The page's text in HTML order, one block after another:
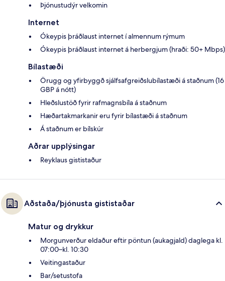
Þjónustudýr velkomin
Internet
Ókeypis þráðlaust internet í almennum rýmum
Ókeypis þráðlaust internet á herbergjum (hraði: 50+ Mbps)
Bílastæði
Örugg og yfirbyggð sjálfsafgreiðslubílastæði á staðnum (16
GBP á nótt)
Hleðslustöð fyrir rafmagnsbíla á staðnum
Hæðartakmarkanir eru fyrir bílastæði á staðnum
Á staðnum er bílskúr
Aðrar upplýsingar
Reyklaus gististaður
Aðstaða/þjónusta gististaðar
Matur og drykkur
Morgunverður eldaður eftir pöntun (aukagjald) daglega kl.
07:00–kl. 10:30
Veitingastaður
Bar/setustofa